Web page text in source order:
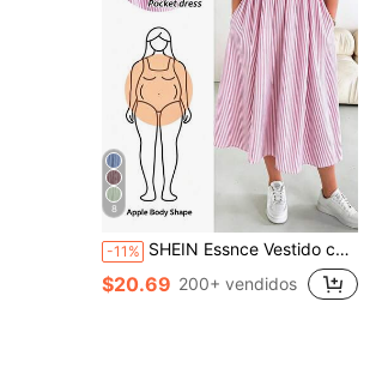
8
-11% SHEIN Essnce Vestido con cuello en V, bolsillo, botones y decoración de rayas para mujer de talla grande
$20.69 200+ vendidos